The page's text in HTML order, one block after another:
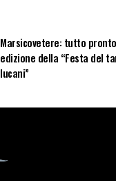
Marsicovetere: tutto
edizione della “Festa del
lucani”